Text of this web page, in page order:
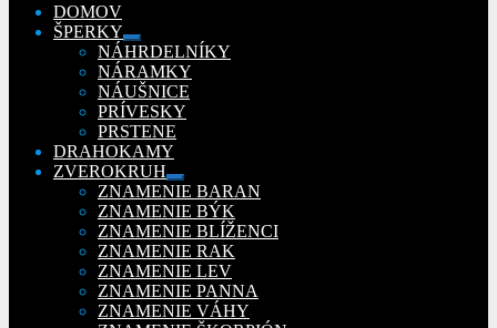
DOMOV
ŠPERKY
Rozbaliť
podradené
menu
NÁHRDELNÍKY
NÁRAMKY
NÁUŠNICE
PRÍVESKY
PRSTENE
DRAHOKAMY
ZVEROKRUH
Rozbaliť
podradené
menu
ZNAMENIE BARAN
ZNAMENIE BÝK
ZNAMENIE BLÍŽENCI
ZNAMENIE RAK
ZNAMENIE LEV
ZNAMENIE PANNA
ZNAMENIE VÁHY